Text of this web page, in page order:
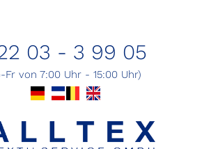
03 - 3 99 05
Fr von 7:00 Uhr - 15:00 Uhr)